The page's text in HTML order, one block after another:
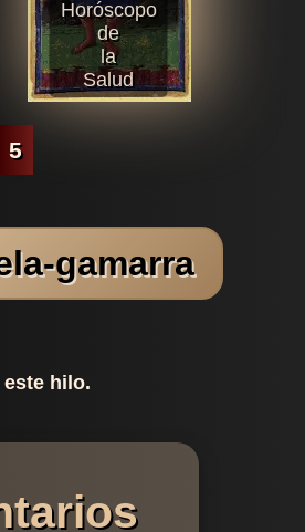
Horóscopo
de
la
Salud
5
gamarra
hilo.